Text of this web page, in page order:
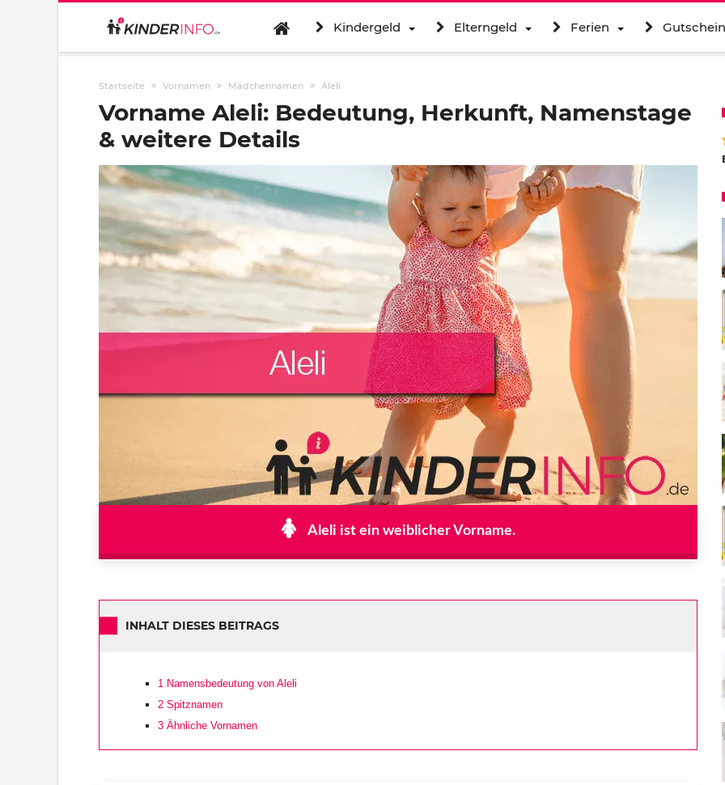
Kindergeld Elterngeld Ferien
Startseite Vornamen Mädchennamen Aleli
Vorname Aleli: Bedeutung, Herkunft, Namenstage
& weitere Details
Aleli ist ein weiblicher Vorname.
INHALT DIESES BEITRAGS
1 Namensbedeutung von Aleli
2 Spitznamen
3 Ähnliche Vornamen